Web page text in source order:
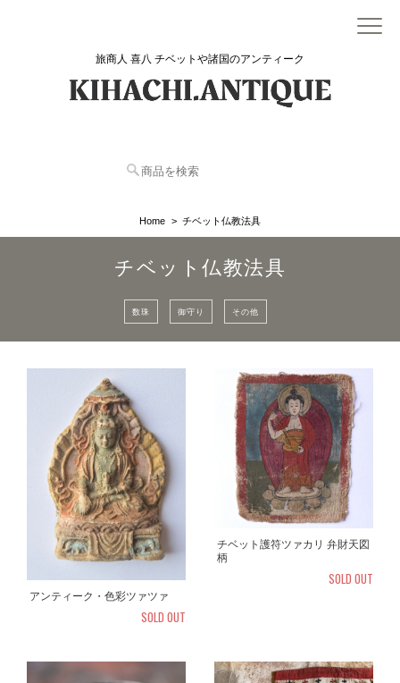
旅商人 喜八 チベットや諸国のアンティーク
Home チベット仏教法具
チベット仏教法具
数珠 御守り その他
アンティーク・色彩ツァツァ
SOLD OUT
チベット護符ツァカリ 弁財天図
柄
SOLD OUT